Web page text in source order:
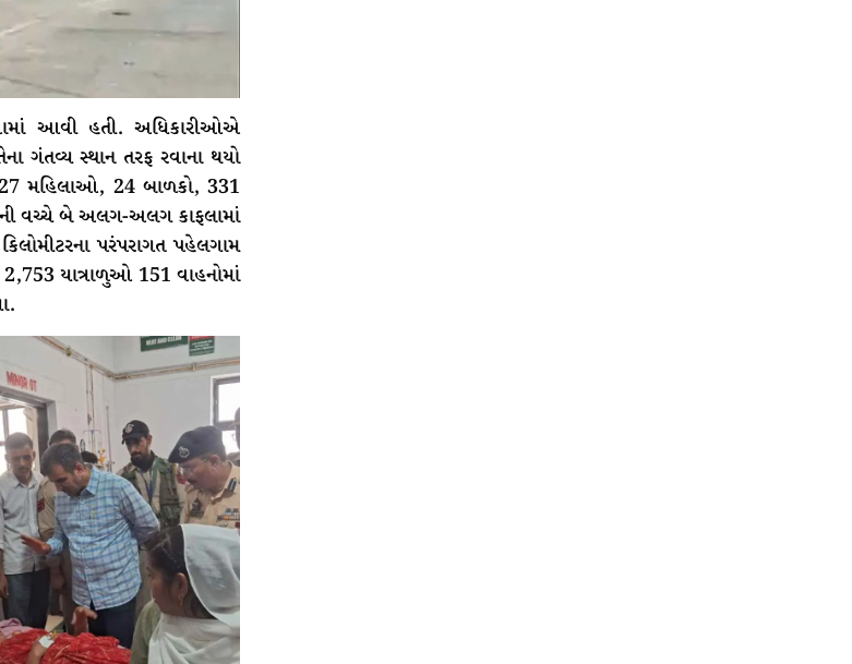
આવી હતી. અધિકારીઓએ
ગંતવ્ય સ્થાન તરફ રવાના થયો
મહિલાઓ, 24 બાળકો, 331
વચ્ચે બે અલગ-અલગ કાફલામાં
પરંપરાગત પહેલગામ
યાત્રાળુઓ 151 વાહનોમાં